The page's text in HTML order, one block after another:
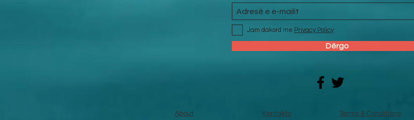
Jam dakord me Privacy Policy
Dërgo
About Kontakto Terms & Conditions